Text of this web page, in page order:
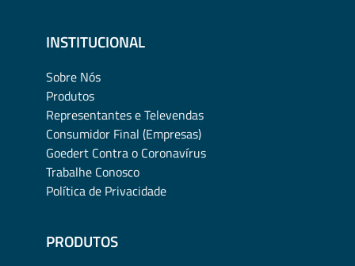
INSTITUCIONAL
Sobre Nós
Produtos
Representantes e Televendas
Consumidor Final (Empresas)
Goedert Contra o Coronavírus
Trabalhe Conosco
Política de Privacidade
PRODUTOS